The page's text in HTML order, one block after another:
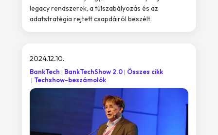
legacy rendszerek, a túlszabályozás és az
adatstratégia rejtett csapdáiról beszélt.
2024.12.10.
BankTech BankTechShow 2.0
Összes cikk
Techshow-beszámolók